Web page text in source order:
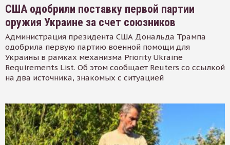
США одобрили поставку первой партии
оружия Украине за счет союзников
Администрация президента США Дональда Трампа
одобрила первую партию военной помощи для
Украины в рамках механизма Priority Ukraine
Requirements List. Об этом сообщает Reuters со ссылкой
на два источника, знакомых с ситуацией